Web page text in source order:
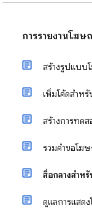
การรายงานโฆ
สร้างรูปแบบ
เพิ่มโค้ดสำห
สร้างการทด
รวมคำขอโฆ
สื่อกลางสำห
ดูแลการแสด